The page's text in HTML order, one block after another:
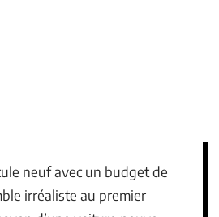
neuf avec un budget de
irréaliste au premier